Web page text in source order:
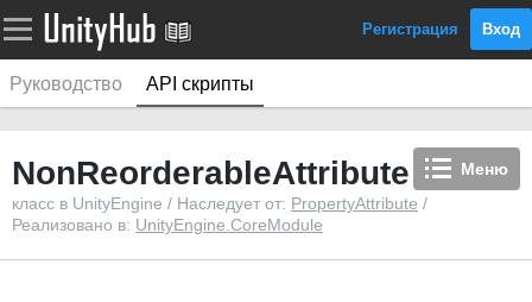
Регистрация Вход
Руководство API скрипты
Меню
NonReorderableAttribute
класс в UnityEngine / Наследует от: PropertyAttribute /
Реализовано в: UnityEngine.CoreModule